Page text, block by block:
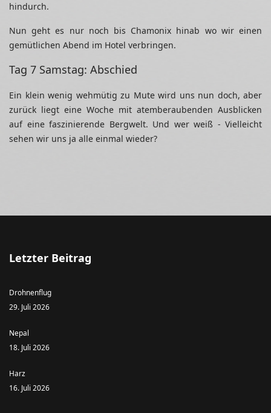
hindurch.
Nun geht es nur noch bis Chamonix hinab wo wir einen
gemütlichen Abend im Hotel verbringen.
Tag 7 Samstag: Abschied
Ein klein wenig wehmütig zu Mute wird uns nun doch, aber
zurück liegt eine Woche mit atemberaubenden Ausblicken
auf eine faszinierende Bergwelt. Und wer weiß - Vielleicht
sehen wir uns ja alle einmal wieder?
Letzter Beitrag
Drohnenflug
29. Juli 2026
Nepal
18. Juli 2026
Harz
16. Juli 2026